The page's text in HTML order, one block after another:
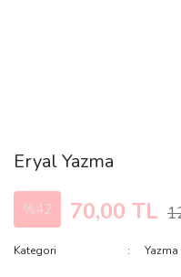
Eryal Yazma
%42 70,00 TL
Kategori Yazma